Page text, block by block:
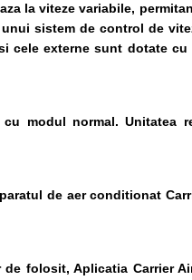
la viteze variabile,
sistem de control de
externe sunt dotate
modul normal. Unitatea
de aer conditionat
folosit, Aplicatia Carrier